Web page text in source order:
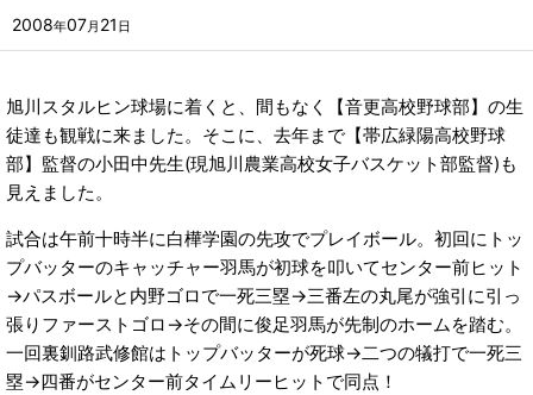
2008年07月 21 日
旭川スタルヒン球場に着くと、間もなく【音更高校野球部】の生
徒達も観戦に来ました。そこに、去年まで【帯広緑陽高校野球
部】監督の小田中先生(現旭川農業高校女子バスケット部監督)も
見えました。
試合は午前十時半に白樺学園の先攻でプレイボール。初回にトッ
プバッターのキャッチャー羽馬が初球を叩いてセンター前ヒット
→パスボールと内野ゴロで一死三塁→三番左の丸尾が強引に引っ
張りファーストゴロ→その間に俊足羽馬が先制のホームを踏む。
一回裏釧路武修館はトップバッターが死球→二つの犠打で一死三
塁→四番がセンター前タイムリーヒットで同点！